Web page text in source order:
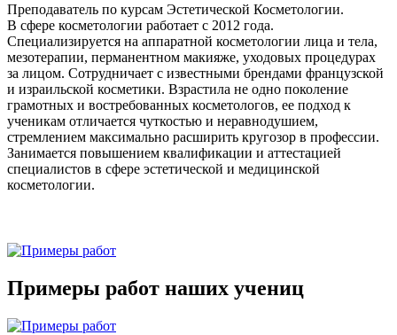
Преподаватель по курсам Эстетической Косметологии.
В сфере косметологии работает с 2012 года.
Специализируется на аппаратной косметологии лица и тела,
мезотерапии, перманентном макияже, уходовых процедурах
за лицом. Сотрудничает с известными брендами французской
и израильской косметики. Взрастила не одно поколение
грамотных и востребованных косметологов, ее подход к
ученикам отличается чуткостью и неравнодушием,
стремлением максимально расширить кругозор в профессии.
Занимается повышением квалификации и аттестацией
специалистов в сфере эстетической и медицинской
косметологии.
Примеры работ наших учениц